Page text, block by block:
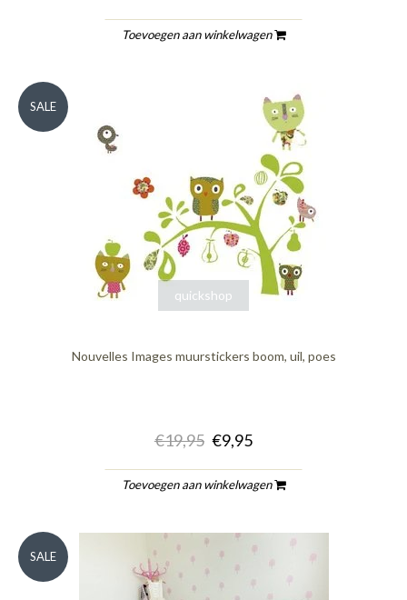
Toevoegen aan winkelwagen
quickshop
SALE
Nouvelles Images muurstickers boom, uil, poes
€19,95 €9,95
Toevoegen aan winkelwagen
SALE